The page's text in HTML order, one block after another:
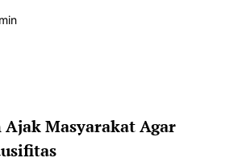
Masyarakat Agar